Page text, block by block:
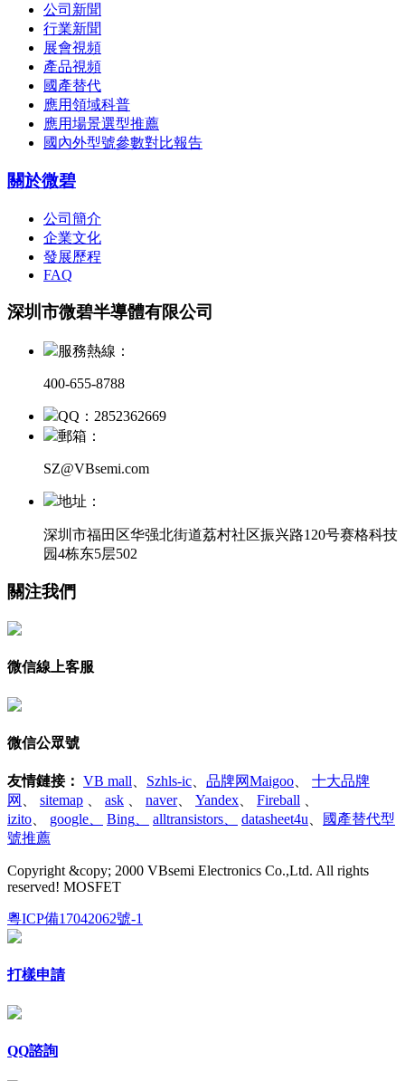
公司新聞
行業新聞
展會視頻
產品視頻
國產替代
應用領域科普
應用場景選型推薦
國內外型號參數對比報告
關於微碧
公司簡介
企業文化
發展歷程
FAQ
深圳市微碧半導體有限公司
服務熱線：
400-655-8788
QQ：2852362669
郵箱：
SZ@VBsemi.com
地址：
深圳市福田区华强北街道荔村社区振兴路120号赛格科技
园4栋东5层502
關注我們
微信線上客服
微信公眾號
友情鏈接： VB mall Szhls-ic 品牌网Maigoo
十大品牌
网
sitemap ask naver、 Yandex Fireball
izito
google Bing alltransistors datasheet4u
國產替代型
號推薦
Copyright &copy; 2000 VBsemi Electronics Co.,Ltd. All rights
reserved! MOSFET
粵ICP備17042062號-1
打樣申請
QQ諮詢